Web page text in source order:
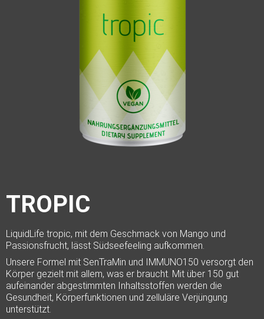
TROPIC
LiquidLife tropic, mit dem Geschmack von Mango und
Passionsfrucht, lässt Südseefeeling aufkommen.
Unsere Formel mit SenTraMin und IMMUNO150 versorgt den
Körper gezielt mit allem, was er braucht. Mit über 150 gut
aufeinander abgestimmten Inhaltsstoffen werden die
Gesundheit, Körperfunktionen und zelluläre Verjüngung
unterstützt.